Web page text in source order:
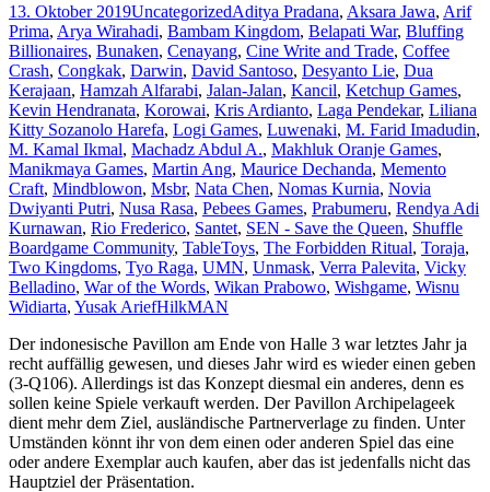
13. Oktober 2019UncategorizedAditya Pradana, Aksara Jawa, Arif
Prima, Arya Wirahadi, Bambam Kingdom, Belapati War, Bluffing
Billionaires, Bunaken, Cenayang, Cine Write and Trade, Coffee
Crash, Congkak, Darwin, David Santoso, Desyanto Lie, Dua
Kerajaan, Hamzah Alfarabi, Jalan-Jalan, Kancil, Ketchup Games,
Kevin Hendranata, Korowai, Kris Ardianto, Laga Pendekar, Liliana
Kitty Sozanolo Harefa, Logi Games, Luwenaki, M. Farid Imadudin,
M. Kamal Ikmal, Machadz Abdul A., Makhluk Oranje Games,
Manikmaya Games, Martin Ang, Maurice Dechanda, Memento
Craft, Mindblowon, Msbr, Nata Chen, Nomas Kurnia, Novia
Dwiyanti Putri, Nusa Rasa, Pebees Games, Prabumeru, Rendya Adi
Kurnawan, Rio Frederico, Santet, SEN - Save the Queen, Shuffle
Boardgame Community, TableToys, The Forbidden Ritual, Toraja,
Two Kingdoms, Tyo Raga, UMN, Unmask, Verra Palevita, Vicky
Belladino, War of the Words, Wikan Prabowo, Wishgame, Wisnu
Widiarta, Yusak AriefHilkMAN
Der indonesische Pavillon am Ende von Halle 3 war letztes Jahr ja
recht auffällig gewesen, und dieses Jahr wird es wieder einen geben
(3-Q106). Allerdings ist das Konzept diesmal ein anderes, denn es
sollen keine Spiele verkauft werden. Der Pavillon Archipelageek
dient mehr dem Ziel, ausländische Partnerverlage zu finden. Unter
Umständen könnt ihr von dem einen oder anderen Spiel das eine
oder andere Exemplar auch kaufen, aber das ist jedenfalls nicht das
Hauptziel der Präsentation.